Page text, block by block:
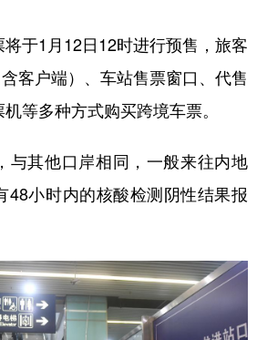
于1月12日12时进行预售，旅客
客户端）、车站售票窗口、代售
等多种方式购买跨境车票。
其他口岸相同，一般来往内地
48小时内的核酸检测阴性结果报